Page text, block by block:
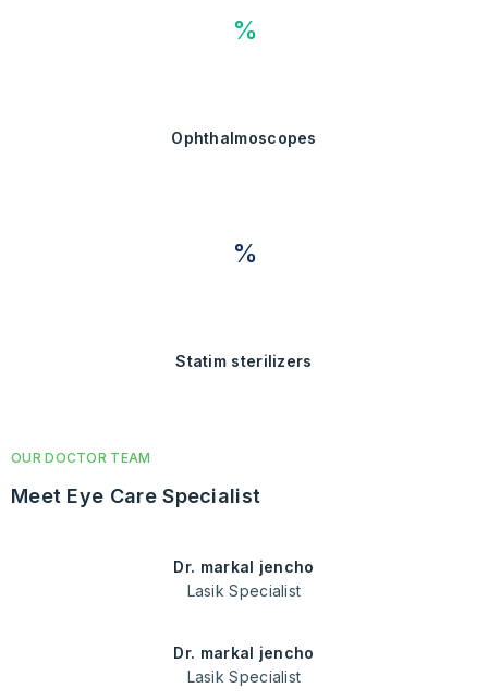
ophthalmoscopes
statim sterilizers
OUR DOCTOR TEAM
Meet Eye Care Specialist
dr. markal jencho
Lasik Specialist
dr. markal jencho
Lasik Specialist